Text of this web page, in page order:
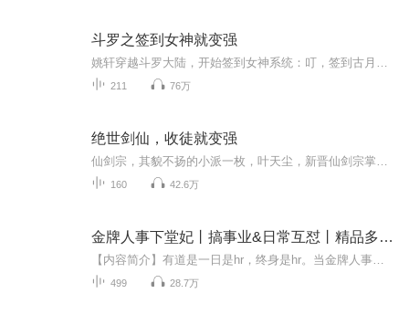
斗罗之签到女神就变强
211 76万
绝世剑仙，收徒就变强
160 42.6万
金牌人事下堂妃丨搞事业&日常互怼丨精品多人有声剧
499 28.7万